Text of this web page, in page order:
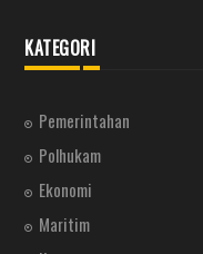
KATEGORI
Pemerintahan
Polhukam
Ekonomi
Maritim